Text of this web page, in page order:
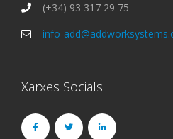
(+34) 93 317 29 75
info-
Xarxes Socials